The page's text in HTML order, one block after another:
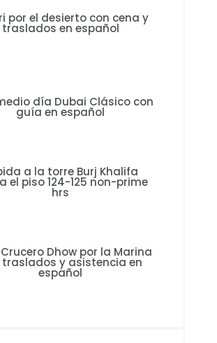
por el desierto con cena y
traslados en español
día Dubai Clásico con
guía en español
a la torre Burj Khalifa
el piso 124-125 non-prime
hrs
Dhow por la Marina
traslados y asistencia en
español